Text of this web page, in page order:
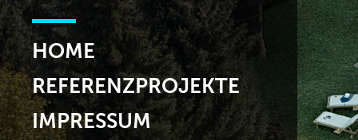
HOME
REFERENZPROJEKTE
IMPRESSUM